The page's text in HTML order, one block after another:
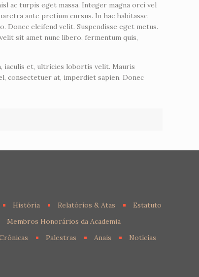
ac turpis eget massa. Integer magna orci vel
ante pretium cursus. In hac habitasse
Donec eleifend velit. Suspendisse eget metus.
sit amet nunc libero, fermentum quis,
iaculis et, ultricies lobortis velit. Mauris
consectetuer at, imperdiet sapien. Donec
História Relatórios & Atas
Estatuto
Membros Honorários da Academia
Palestras Anais
Notícias